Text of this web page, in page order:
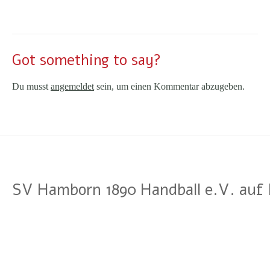
Got something to say?
Du musstangemeldetsein, um einen Kommentar abzugeben.
SV Hamborn 1890 Handball e.V.